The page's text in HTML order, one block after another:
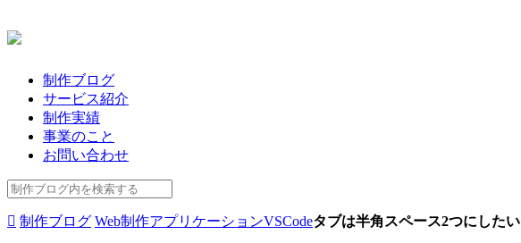
制作ブログ
サービス紹介
制作実績
事業のこと
お問い合わせ
制作ブログ Web制作アプリケーションVSCodeタブは半角スペース2つにしたい